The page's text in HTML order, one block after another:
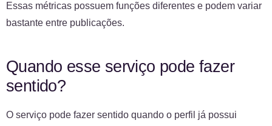
Essas métricas possuem funções diferentes e podem variar
bastante entre publicações.
Quando esse serviço pode fazer
sentido?
O serviço pode fazer sentido quando o perfil já possui